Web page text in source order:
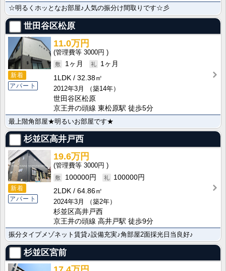
☆明るくホッとなお部屋♪人気の振分け間取りです☆彡
世田谷区松原
新着
アパート
11.0万円
3000円
1ヶ月
1ヶ月
1LDK
32.38㎡
2012年3月
（築14年）
世田谷区松原
京王井の頭線 東松原駅 徒歩5分
最上階角部屋★明るいお部屋です★
杉並区高井戸西
新着
アパート
19.6万円
3000円
100000円
100000円
2LDK
64.86㎡
2024年3月
（築2年）
杉並区高井戸西
京王井の頭線 高井戸駅 徒歩9分
振分タイプメゾネット賃貸♪設備充実♪角部屋2面採光日当良好♪
杉並区宮前